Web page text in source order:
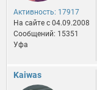
Активность: 17917
На сайте c 04.09.2008
Сообщений: 15351
Уфа
Kaiwas